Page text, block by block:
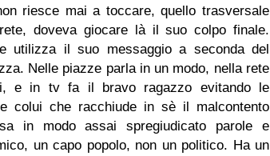
riesce mai a toccare, quello trasversale
doveva giocare là il suo colpo finale.
utilizza il suo messaggio a seconda del
Nelle piazze parla in un modo, nella rete
e in tv fa il bravo ragazzo evitando le
colui che racchiude in sè il malcontento
in modo assai spregiudicato parole e
un capo popolo, non un politico. Ha un